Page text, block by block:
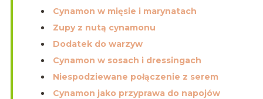
Cynamon w mięsie i marynatach
Zupy z nutą cynamonu
Dodatek do warzyw
Cynamon w sosach i dressingach
Niespodziewane połączenie z serem
Cynamon jako przyprawa do napojów